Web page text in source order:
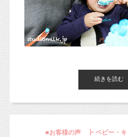
なあ〜・・・
ということもありますよね。
なので、キャンバスフレーム（デザイ
2〜3種類のデータをお作りしてその中
2歳のお兄ちゃんもとパパも一緒にファ
た！
■お手軽ネット予約■
https://www.itsuaki.com/yoyaku/webreserve/
str_id=829&stf_id=0
■インスタグラム■
https://www.instagram.com/studio_milk/
■LINEショップカード■
https://page.line.me/studiomilk
続きを読む
■お客様の声 ┣ ベビー・